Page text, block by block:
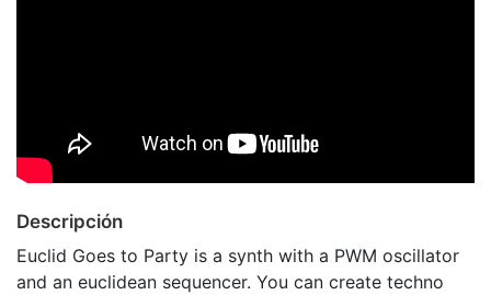
Descripción
Euclid Goes to Party is a synth with a PWM oscillator
and an euclidean sequencer. You can create techno